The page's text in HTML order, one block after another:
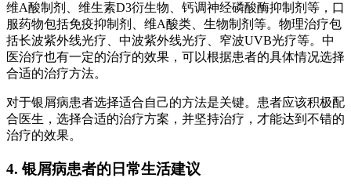
维A酸制剂、维生素D3衍生物、钙调神经磷酸酶抑制剂等，口
服药物包括免疫抑制剂、维A酸类、生物制剂等。物理治疗包
括长波紫外线光疗、中波紫外线光疗、窄波UVB光疗等。中
医治疗也有一定的治疗的效果，可以根据患者的具体情况选择
合适的治疗方法。
对于银屑病患者选择适合自己的方法是关键。患者应该积极配
合医生，选择合适的治疗方案，并坚持治疗，才能达到不错的
治疗的效果。
4. 银屑病患者的日常生活建议